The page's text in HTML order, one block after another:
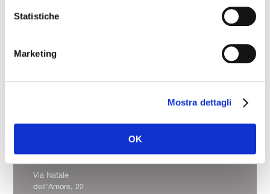
Statistiche
Marketing
Mostra dettagli
OK
Via Natale
dell’Amore, 22